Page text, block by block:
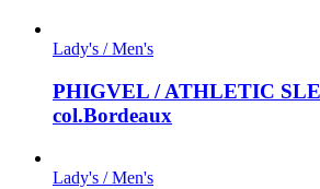
Lady's / Men's
PHIGVEL / ATHLETIC
col.Bordeaux
Lady's / Men's